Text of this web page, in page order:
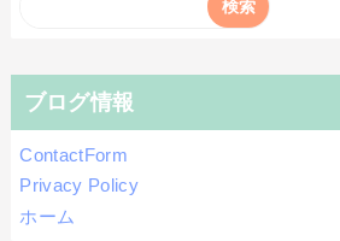
ブログ情報
ContactForm
Privacy Policy
ホーム